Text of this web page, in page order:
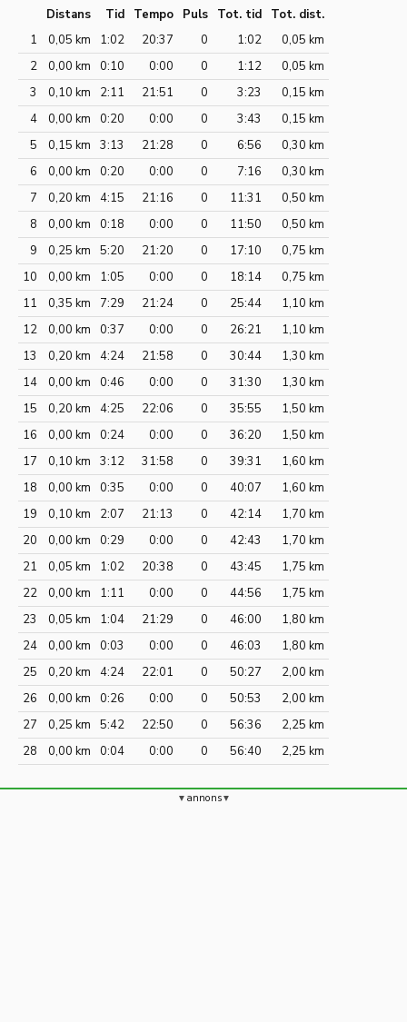
Distans Tid Tempo Puls Tot. tid
Tot. dist.
1
0,05 km 1:02 20:37 0 1:02
0,05 km
2
0,00 km 0:10 0:00 0 1:12
0,05 km
3
0,10 km 2:11 21:51 0 3:23
0,15 km
4
0,00 km 0:20 0:00 0 3:43
0,15 km
5
0,15 km 3:13 21:28 0 6:56
0,30 km
6
0,00 km 0:20 0:00 0 7:16
0,30 km
7
0,20 km 4:15 21:16 0 11:31
0,50 km
8
0,00 km 0:18 0:00 0 11:50
0,50 km
9
0,25 km 5:20 21:20 0 17:10
0,75 km
10
0,00 km 1:05 0:00 0 18:14
0,75 km
11
0,35 km 7:29 21:24 0 25:44
1,10 km
12
0,00 km 0:37 0:00 0 26:21
1,10 km
13
0,20 km 4:24 21:58 0 30:44
1,30 km
14
0,00 km 0:46 0:00 0 31:30
1,30 km
15
0,20 km 4:25 22:06 0 35:55
1,50 km
16
0,00 km 0:24 0:00 0 36:20
1,50 km
17
0,10 km 3:12 31:58 0 39:31
1,60 km
18
0,00 km 0:35 0:00 0 40:07
1,60 km
19
0,10 km 2:07 21:13 0 42:14
1,70 km
20
0,00 km 0:29 0:00 0 42:43
1,70 km
21
0,05 km 1:02 20:38 0 43:45
1,75 km
22
0,00 km 1:11 0:00 0 44:56
1,75 km
23
0,05 km 1:04 21:29 0 46:00
1,80 km
24
0,00 km 0:03 0:00 0 46:03
1,80 km
25
0,20 km 4:24 22:01 0 50:27
2,00 km
26
0,00 km 0:26 0:00 0 50:53
2,00 km
27
0,25 km 5:42 22:50 0 56:36
2,25 km
28
0,00 km 0:04 0:00 0 56:40 2,25 km
annons